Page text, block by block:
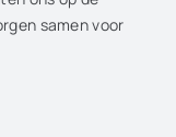
samen voor